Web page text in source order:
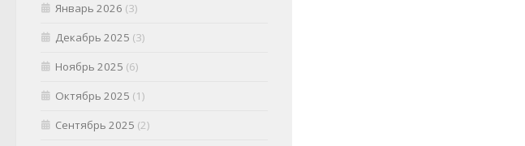
Январь 2026 (3)
Декабрь 2025 (3)
Ноябрь 2025 (6)
Октябрь 2025 (1)
Сентябрь 2025 (2)